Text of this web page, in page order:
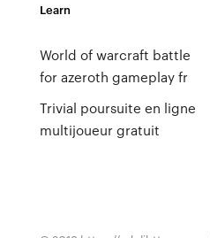
Learn
World of warcraft battle
for azeroth gameplay fr
Trivial poursuite en ligne
multijoueur gratuit